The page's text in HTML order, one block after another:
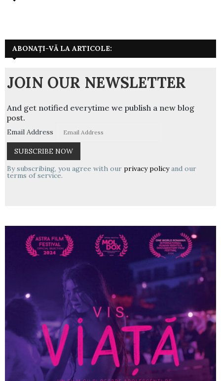
ABONAȚI-VĂ LA ARTICOLE:
JOIN OUR NEWSLETTER
And get notified everytime we publish a new blog
post.
Email Address
By subscribing, you agree with our privacy policyand our
terms of service.